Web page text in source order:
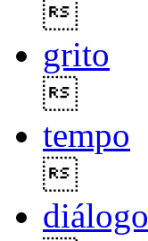
grito
tempo
diálogo